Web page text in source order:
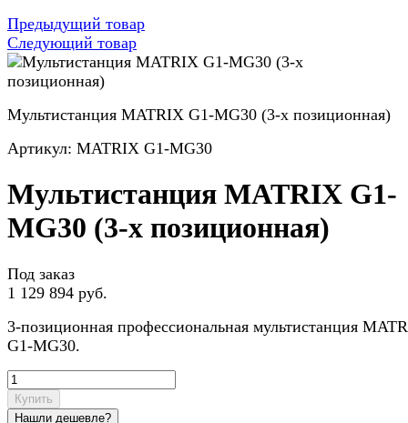
Предыдущий товар
Следующий товар
Мультистанция MATRIX G1-MG30 (3-х позиционная)
Артикул: MATRIX G1-MG30
Мультистанция MATRIX G1-
MG30 (3-х позиционная)
Под заказ
1 129 894 руб.
3-позиционная профессиональная мультистанция
G1-MG30.
Купить